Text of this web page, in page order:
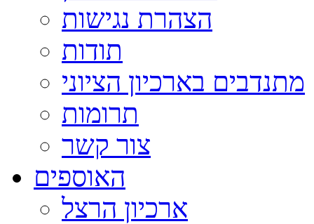
הצהרת נגישות
תודות
מתנדבים בארכיון הציוני
תרומות
צור קשר
האוספים
ארכיון הרצל